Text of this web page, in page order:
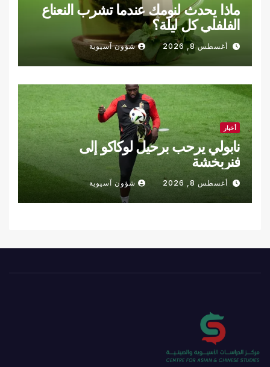
ماذا يحدث لنومك عندما تشرب النعناع
الفلفلي كل ليلة؟
أغسطس 8, 2026 شؤون آسيوية
أخبار
نابولي يرحب برحيل لوكاكو إلى
فنربخشة
أغسطس 8, 2026 شؤون آسيوية